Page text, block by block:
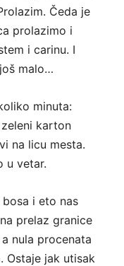
Čeda je
prolazimo i
i carinu. I
malo…
minuta:
karton
na licu mesta.
u vetar.
i eto nas
prelaz granice
nula procenata
Ostaje jak utisak